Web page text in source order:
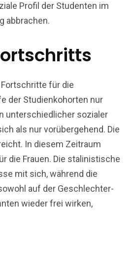
Profil der Studenten im
abbrachen.
für die
der Studienkohorten nur
unterschiedlicher sozialer
als nur vorübergehend. Die
In diesem Zeitraum
die Frauen. Die stalinistische
mit sich, während die
auf der Geschlechter-
wieder frei wirken,